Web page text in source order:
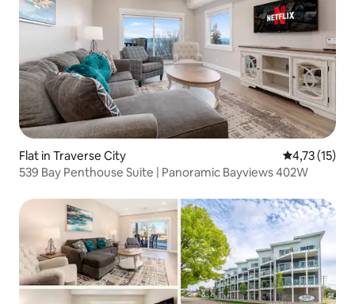
Flat in Traverse City Gemiddelde
4,73 (15)
539 Bay Penthouse Suite | Panoramic Bayviews 402W